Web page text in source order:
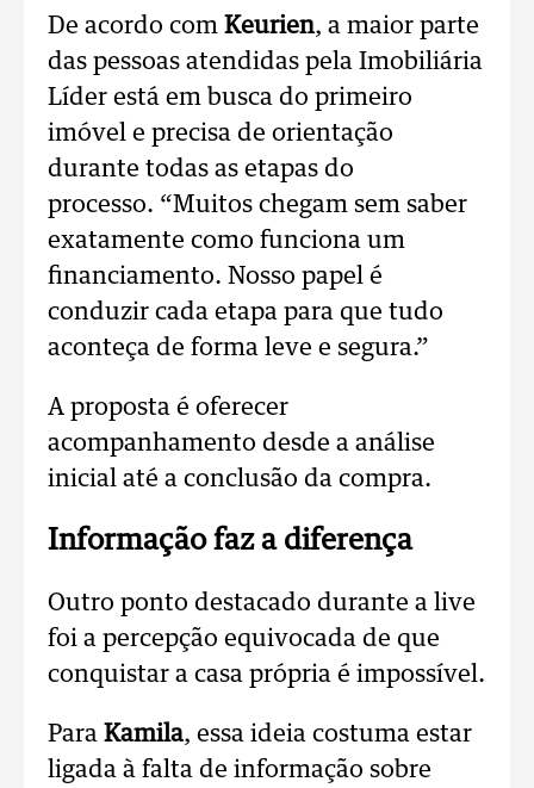
De acordo com Keurien, a maior parte
das pessoas atendidas pela Imobiliária
Líder está em busca do primeiro
imóvel e precisa de orientação
durante todas as etapas do
processo. “Muitos chegam sem saber
exatamente como funciona um
financiamento. Nosso papel é
conduzir cada etapa para que tudo
aconteça de forma leve e segura.”
A proposta é oferecer
acompanhamento desde a análise
inicial até a conclusão da compra.
Informação faz a diferença
Outro ponto destacado durante a live
foi a percepção equivocada de que
conquistar a casa própria é impossível.
Para Kamila, essa ideia costuma estar
ligada à falta de informação sobre